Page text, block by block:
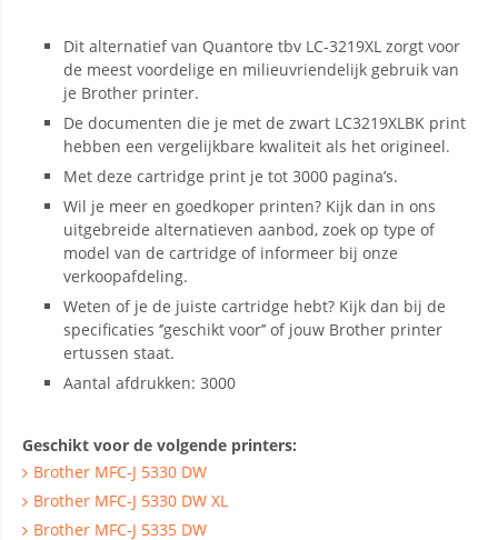
Dit alternatief van Quantore tbv LC-3219XL zorgt voor
de meest voordelige en milieuvriendelijk gebruik van
je Brother printer.
De documenten die je met de zwart LC3219XLBK print
hebben een vergelijkbare kwaliteit als het origineel.
Met deze cartridge print je tot 3000 pagina’s.
Wil je meer en goedkoper printen? Kijk dan in ons
uitgebreide alternatieven aanbod, zoek op type of
model van de cartridge of informeer bij onze
verkoopafdeling.
Weten of je de juiste cartridge hebt? Kijk dan bij de
specificaties ‘’geschikt voor’’ of jouw Brother printer
ertussen staat.
Aantal afdrukken: 3000
Geschikt voor de volgende printers:
Brother MFC-J 5330 DW
Brother MFC-J 5330 DW XL
Brother MFC-J 5335 DW